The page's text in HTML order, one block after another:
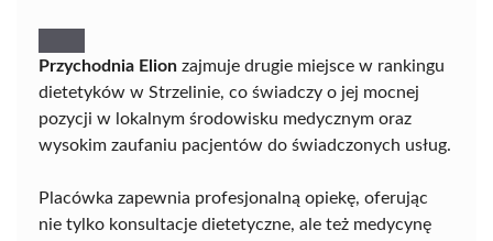
Przychodnia Elion zajmuje drugie miejsce w rankingu
dietetyków w Strzelinie, co świadczy o jej mocnej
pozycji w lokalnym środowisku medycznym oraz
wysokim zaufaniu pacjentów do świadczonych usług.
Placówka zapewnia profesjonalną opiekę, oferując
nie tylko konsultacje dietetyczne, ale też medycynę